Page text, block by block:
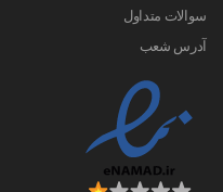
سوالات متداول
آدرس شعب